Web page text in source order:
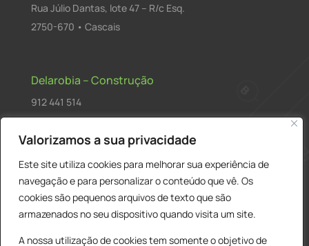
Valorizamos a sua privacidade
Este site utiliza cookies para melhorar sua experiência de
navegação e para personalizar o conteúdo que vê. Os
cookies são pequenos arquivos de texto que são
armazenados no seu dispositivo quando visita um site.
A nossa utilização de cookies tem somente o objetivo de
Rua Júlio Dantas, lote 47 – R/c Esq.
2750-670 • Cascais
Delarobia – Construção
912 441 514
R. António Andrade, 1171
2820-287 • Charneca de Caparica
Products
search PESQUISAR